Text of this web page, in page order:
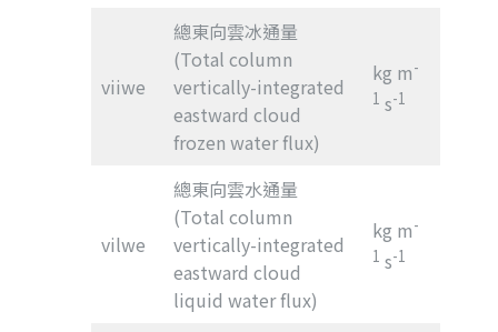
viiwe
總東向雲冰通量
(Total column
vertically-integrated
eastward cloud
frozen water flux)
kg m-
1 s-1
vilwe
總東向雲水通量
(Total column
vertically-integrated
eastward cloud
liquid water flux)
kg m-
1 s-1